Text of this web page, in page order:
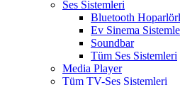
Ses Sistemleri
Bluetooth
Ev Sinema
Soundbar
Tüm Ses Sistemleri
Media Player
Tüm TV-Ses Sistemleri